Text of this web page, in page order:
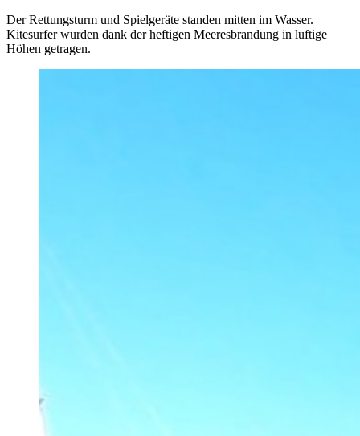
Der Rettungsturm und Spielgeräte standen mitten im Wasser.
Kitesurfer wurden dank der heftigen Meeresbrandung in luftige
Höhen getragen.